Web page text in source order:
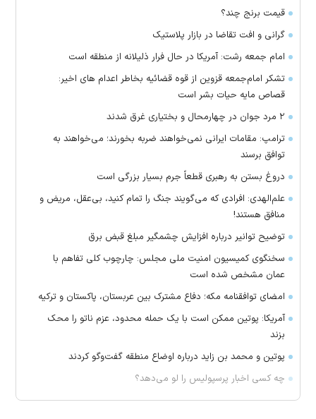
قیمت برنج چند؟
گرانی و افت تقاضا در بازار پلاستیک
امام جمعه رشت: آمریکا در حال فرار ذلیلانه از منطقه است
تشکر امام‌جمعه قزوین از قوه قضائیه بخاطر اعدام های اخیر:
قصاص مایه حیات بشر است
۲ مرد جوان در چهارمحال و بختیاری غرق شدند
ترامپ: مقامات ایرانی نمی‌خواهند ضربه بخورند؛ می‌خواهند به
توافق برسند
دروغ بستن به رهبری قطعاً جرم بسیار بزرگی است
علم‌الهدی: افرادی که می‌گویند جنگ را تمام کنید، بی‌عقل، مریض و
منافق هستند!
توضیح توانیر درباره افزایش چشمگیر مبلغ قبض برق
سخنگوی کمیسیون امنیت ملی مجلس: چارچوب کلی تفاهم با
عمان مشخص شده است
امضای توافقنامه مکه؛ دفاع مشترک بین عربستان، پاکستان و ترکیه
آمریکا: پوتین ممکن است با یک حمله محدود، عزم ناتو را محک
بزند
پوتین و محمد بن زاید درباره اوضاع منطقه گفت‌وگو کردند
چه کسی اخبار پرسپولیس را لو می‌دهد؟